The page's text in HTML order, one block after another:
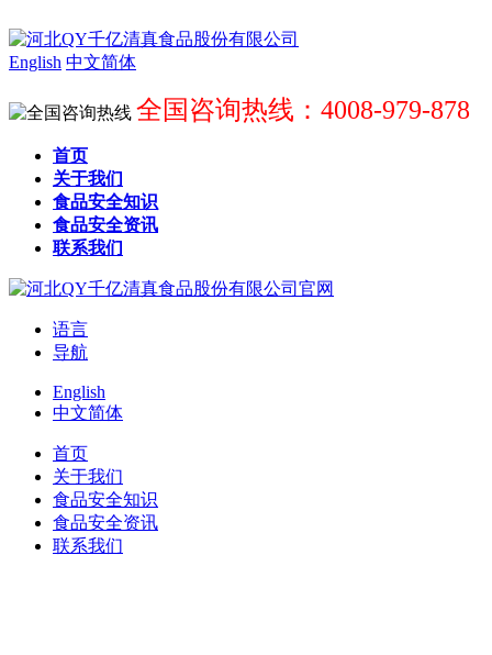
English 中文简体
全国咨询热线：4008-979-878
首页
关于我们
食品安全知识
食品安全资讯
联系我们
语言
导航
English
中文简体
首页
关于我们
食品安全知识
食品安全资讯
联系我们